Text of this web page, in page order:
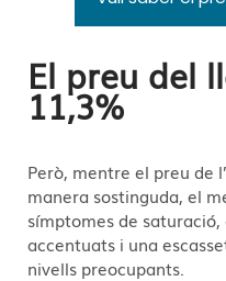
El preu del
11,3%
Però, mentre el preu de
manera sostinguda, el
símptomes de
accentuats i una
nivells preocupants.